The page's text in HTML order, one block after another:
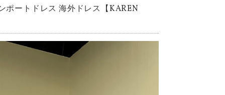
ポートドレス 海外ドレス【KAREN